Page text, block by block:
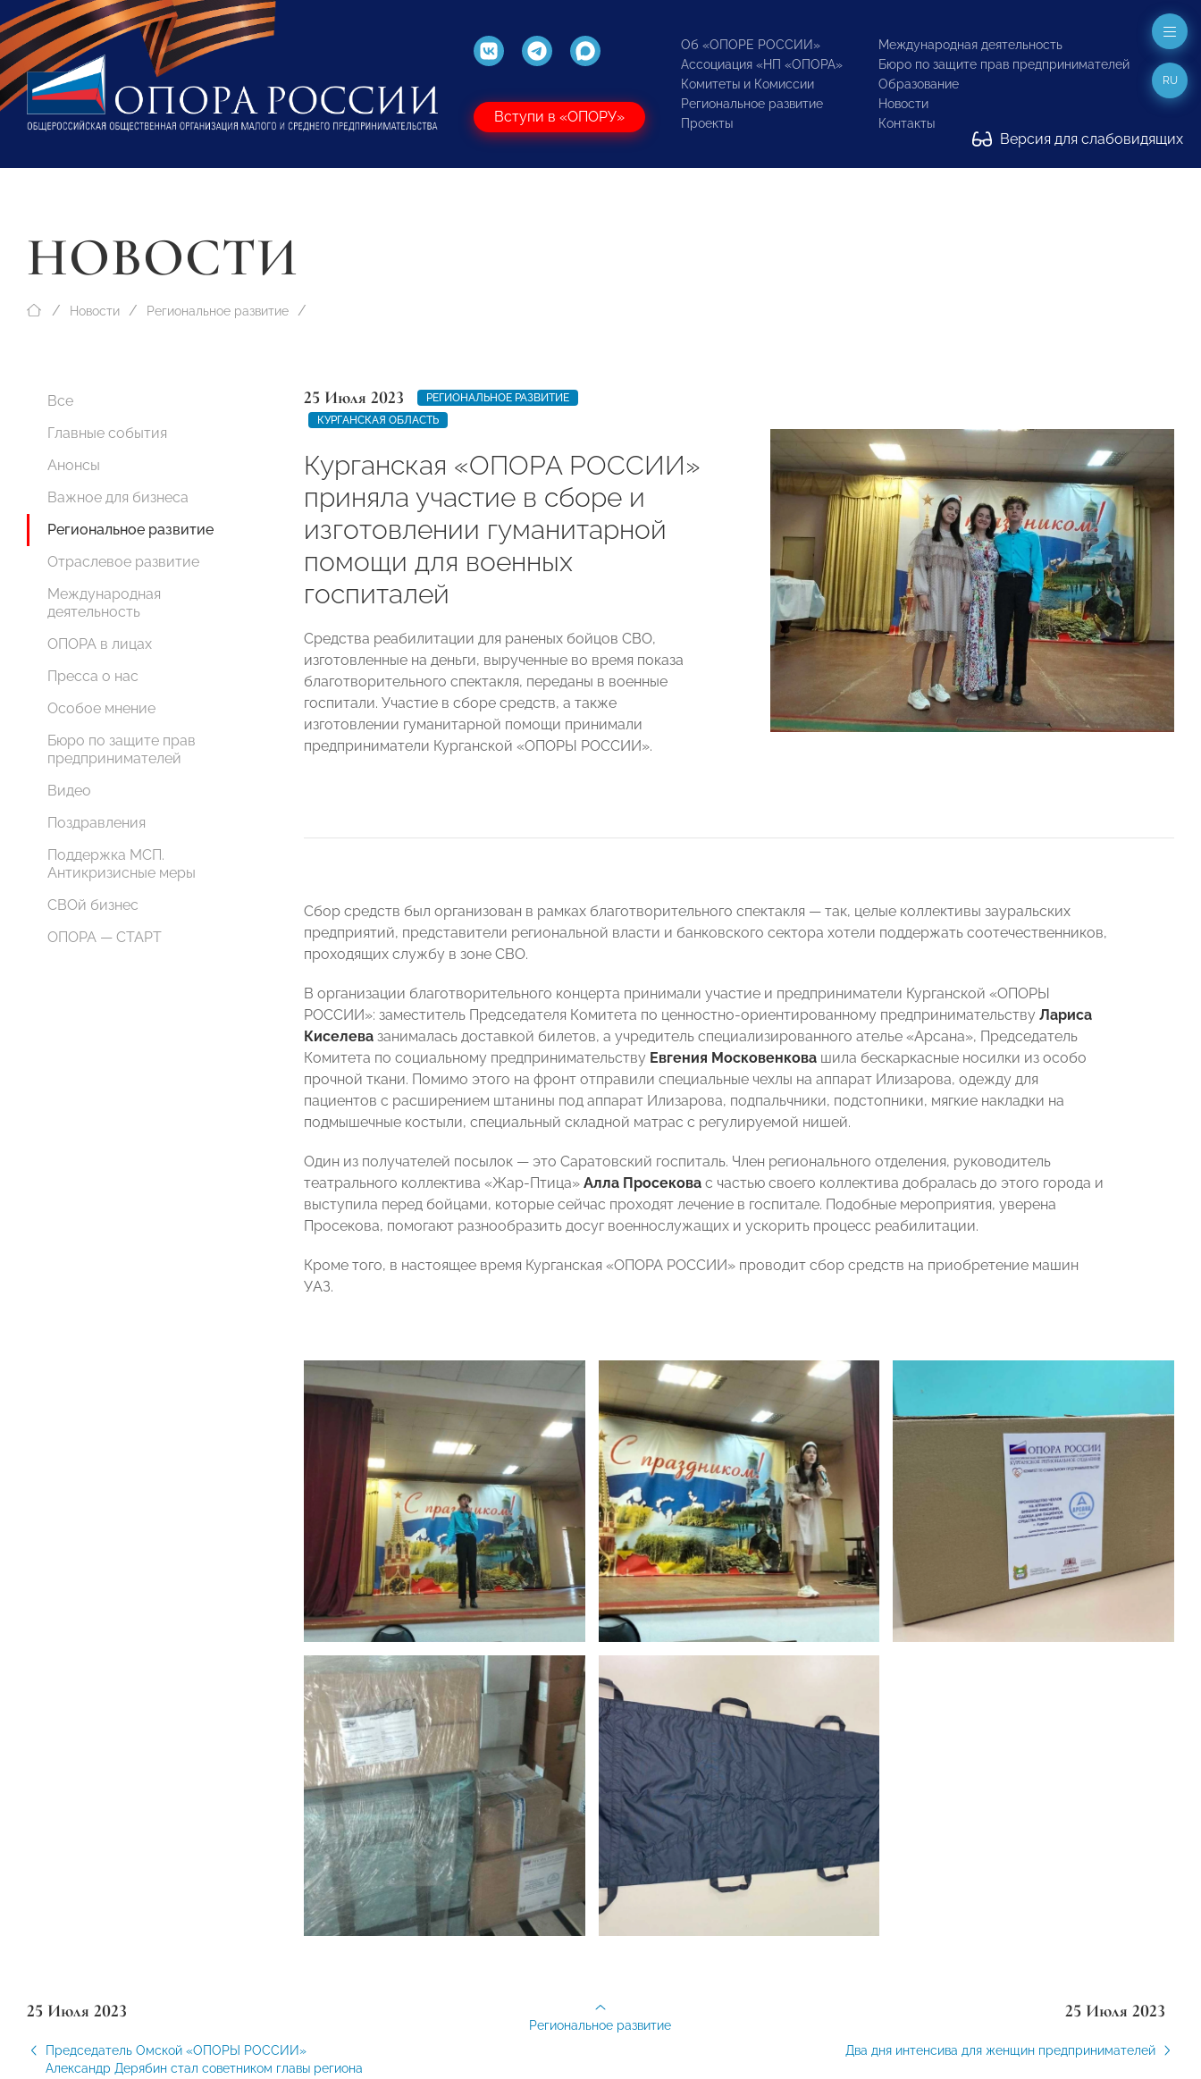
Вступи в «ОПОРУ»
Об «ОПОРЕ РОССИИ»
Ассоциация «НП «ОПОРА»
Комитеты и Комиссии
Региональное развитие
Проекты
Международная деятельность
Бюро по защите прав предпринимателей
Образование
Новости
Контакты
Версия для слабовидящих
RU
НОВОСТИ
Новости Региональное развитие
Все
Главные события
Анонсы
Важное для бизнеса
Региональное развитие
Отраслевое развитие
Международная
деятельность
ОПОРА в лицах
Пресса о нас
Особое мнение
Бюро по защите прав
предпринимателей
Видео
Поздравления
Поддержка МСП.
Антикризисные меры
СВОй бизнес
ОПОРА — СТАРТ
25 Июля 2023
РЕГИОНАЛЬНОЕ РАЗВИТИЕ
КУРГАНСКАЯ ОБЛАСТЬ
Курганская «ОПОРА РОССИИ»
приняла участие в сборе и
изготовлении гуманитарной
помощи для военных
госпиталей
Средства реабилитации для раненых бойцов СВО,
изготовленные на деньги, вырученные во время показа
благотворительного спектакля, переданы в военные
госпитали. Участие в сборе средств, а также
изготовлении гуманитарной помощи принимали
предприниматели Курганской «ОПОРЫ РОССИИ».
Сбор средств был организован в рамках благотворительного спектакля — так, целые коллективы зауральских
предприятий, представители региональной власти и банковского сектора хотели поддержать соотечественников,
проходящих службу в зоне СВО.
В организации благотворительного концерта принимали участие и предприниматели Курганской «ОПОРЫ
РОССИИ»: заместитель Председателя Комитета по ценностно-ориентированному предпринимательству Лариса
Киселева занималась доставкой билетов, а учредитель специализированного ателье «Арсана», Председатель
Комитета по социальному предпринимательству Евгения Московенкова шила бескаркасные носилки из особо
прочной ткани. Помимо этого на фронт отправили специальные чехлы на аппарат Илизарова, одежду для
пациентов с расширением штанины под аппарат Илизарова, подпальчники, подстопники, мягкие накладки на
подмышечные костыли, специальный складной матрас с регулируемой нишей.
Один из получателей посылок — это Саратовский госпиталь. Член регионального отделения, руководитель
театрального коллектива «Жар-Птица» Алла Просекова с частью своего коллектива добралась до этого города и
выступила перед бойцами, которые сейчас проходят лечение в госпитале. Подобные мероприятия, уверена
Просекова, помогают разнообразить досуг военнослужащих и ускорить процесс реабилитации.
Кроме того, в настоящее время Курганская «ОПОРА РОССИИ» проводит сбор средств на приобретение машин
УАЗ.
25 Июля 2023
Председатель Омской «ОПОРЫ РОССИИ»
Александр Дерябин стал советником главы региона
25 Июля 2023
Два дня интенсива для женщин предпринимателей
Региональное развитие